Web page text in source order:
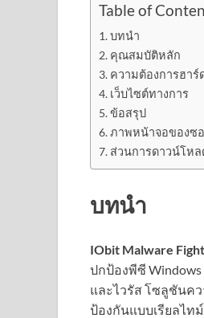
Table of
บทนำ
คุณสมบัติหลัก
ความต้องการฮา
เว็บไซต์ทางการ
ข้อสรุป
ภาพหน้าจอของซ
ส่วนการดาวน์โหล
บทนำ
IObit Malware
ปกป้องพีซี
และไวรัส โซลูชันค
ป้องกันแบบเรียลไท